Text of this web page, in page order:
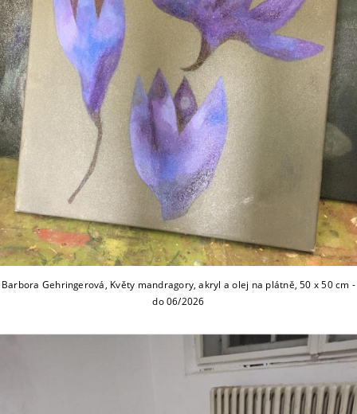
Barbora Gehringerová, Květy mandragory, akryl a olej na plátně, 50 x 50 cm -
do 06/2026